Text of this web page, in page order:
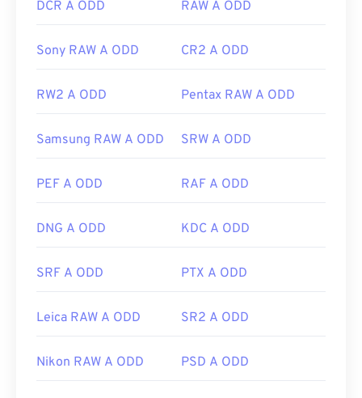
DCR A ODD RAW A ODD
Sony RAW A ODD CR2 A ODD
RW2 A ODD Pentax RAW A ODD
Samsung RAW A ODD SRW A ODD
PEF A ODD RAF A ODD
DNG A ODD KDC A ODD
SRF A ODD PTX A ODD
Leica RAW A ODD SR2 A ODD
Nikon RAW A ODD PSD A ODD